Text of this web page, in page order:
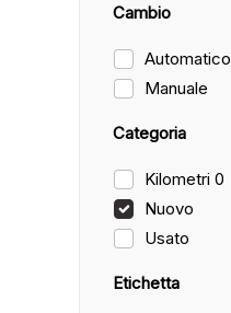
Cambio
Automatico
Manuale
Categoria
Kilometri 0
Nuovo
Usato
Etichetta